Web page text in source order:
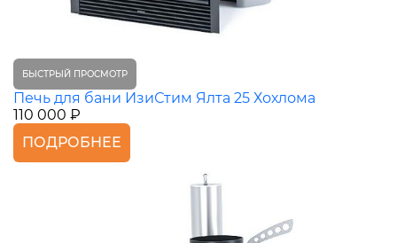
БЫСТРЫЙ ПРОСМОТР
Печь для бани ИзиСтим Ялта 25 Хохлома
110 000 ₽
ПОДРОБНЕЕ